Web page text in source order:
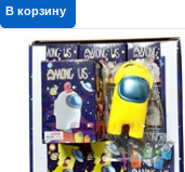
В корзину